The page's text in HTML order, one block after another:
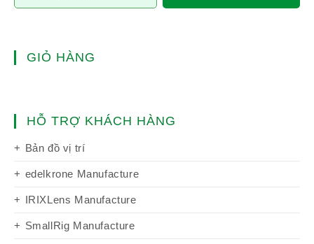
GIỎ HÀNG
HỖ TRỢ KHÁCH HÀNG
Bản đồ vị trí
edelkrone Manufacture
IRIXLens Manufacture
SmallRig Manufacture